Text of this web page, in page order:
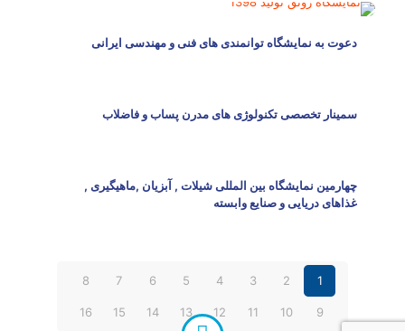
دعوت به نمایشگاه توانمندی های فنی و مهندسی ایرانی
سمینار تخصصی تکنولوژی های مدرن پساب و فاضلاب
چهارمین نمایشگاه بین المللی شیلات , آبزیان ,ماهیگیری ,
غذاهای دریایی و صنایع وابسته
1
2
3
4
5
6
7
8
9
10
11
12
13
14
15
16